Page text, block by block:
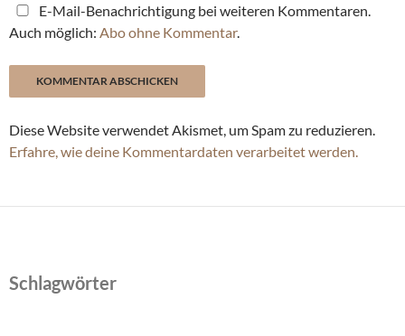
E-Mail-Benachrichtigung bei weiteren Kommentaren.
Auch möglich: Abo ohne Kommentar.
Diese Website verwendet Akismet, um Spam zu reduzieren.
Erfahre, wie deine Kommentardaten verarbeitet werden.
Schlagwörter